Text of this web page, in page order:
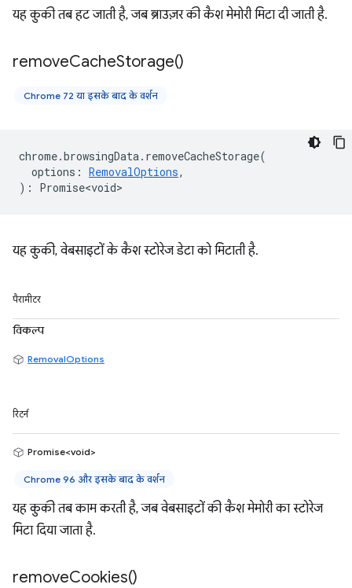
यह कुकी तब हट जाती है, जब ब्राउज़र की कैश मेमोरी मिटा दी जाती है.
removeCacheStorage()
Chrome 72 या इसके बाद के वर्शन
chrome.browsingData. removeCacheStorage(
options : RemovalOptions,
) : Promise<void>
यह कुकी, वेबसाइटों के कैश स्टोरेज डेटा को मिटाती है.
पैरामीटर
विकल्प
RemovalOptions
रिटर्न
Promise<void>
Chrome 96 और इसके बाद के वर्शन
यह कुकी तब काम करती है, जब वेबसाइटों की कैश मेमोरी का स्टोरेज
मिटा दिया जाता है.
removeCookies()